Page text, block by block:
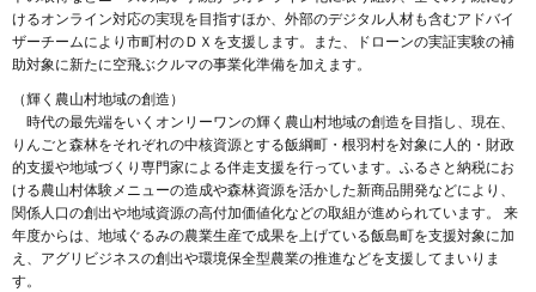
けるオンライン対応の実現を目指すほか、外部のデジタル人材も含むアドバイ
ザーチームにより市町村のＤＸを支援します。また、ドローンの実証実験の補
助対象に新たに空飛ぶクルマの事業化準備を加えます。
（輝く農山村地域の創造）
時代の最先端をいくオンリーワンの輝く農山村地域の創造を目指し、現在、
りんごと森林をそれぞれの中核資源とする飯綱町・根羽村を対象に人的・財政
的支援や地域づくり専門家による伴走支援を行っています。ふるさと納税にお
ける農山村体験メニューの造成や森林資源を活かした新商品開発などにより、
関係人口の創出や地域資源の高付加価値化などの取組が進められています。 来
年度からは、地域ぐるみの農業生産で成果を上げている飯島町を支援対象に加
え、アグリビジネスの創出や環境保全型農業の推進などを支援してまいりま
す。